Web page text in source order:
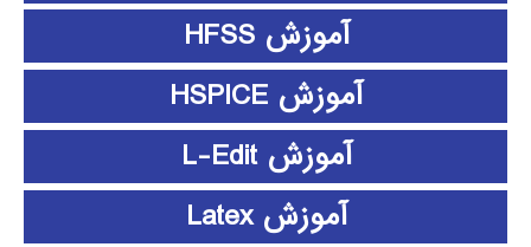
آموزش HFSS
آموزش HSPICE
آموزش L-Edit
آموزش Latex